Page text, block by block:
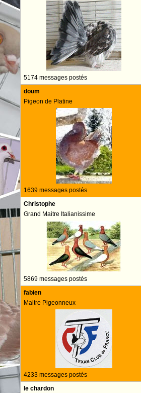
5174 messages postés
doum
Pigeon de Platine
1639 messages postés
Christophe
Grand Maitre Italianissime
5869 messages postés
fabien
Maitre Pigeonneux
4233 messages postés
le chardon